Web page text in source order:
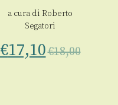
a cura di Roberto
Segatori
€17,10€18,00